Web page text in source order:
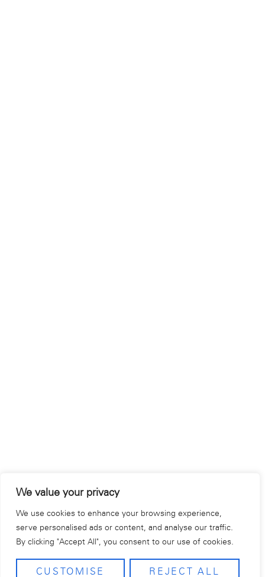
We value your privacy
We use cookies to enhance your browsing experience,
serve personalised ads or content, and analyse our traffic.
By clicking "Accept All", you consent to our use of cookies.
CUSTOMISE REJECT ALL